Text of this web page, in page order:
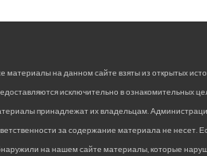
материалы на данном сайте взяты из открытых
исключительно в ознакомительных
принадлежат их владельцам.
за содержание материала не несет.
на нашем сайте материалы, которые